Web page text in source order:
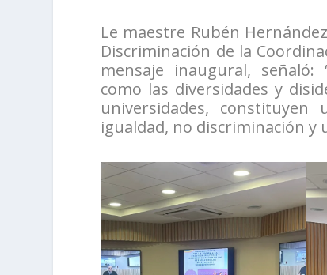
Le maestre Rubén
Discriminación de la
mensaje inaugural, señaló:
como las diversidades y
universidades,
igualdad, no discriminación y